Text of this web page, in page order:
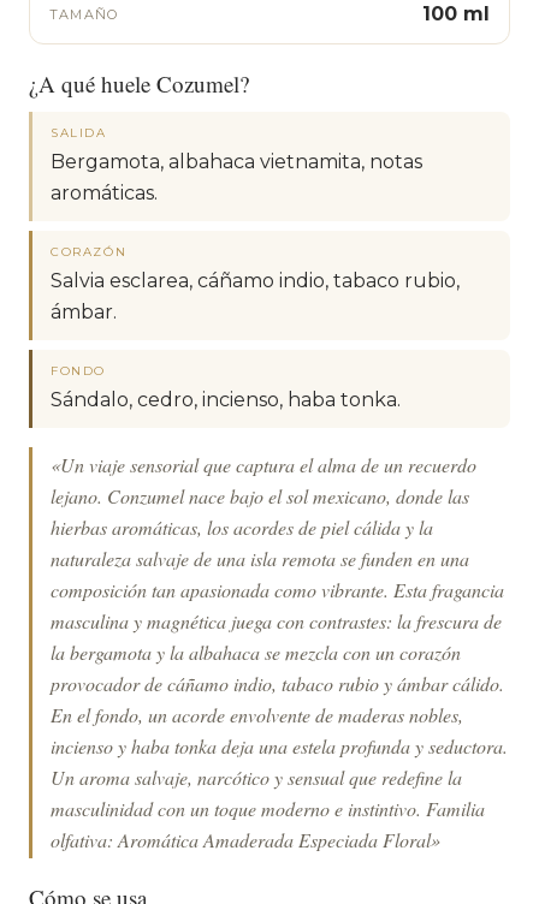
TAMAÑO 100 ml
¿A qué huele Cozumel?
SALIDA
Bergamota, albahaca vietnamita, notas
aromáticas.
CORAZÓN
Salvia esclarea, cáñamo indio, tabaco rubio,
ámbar.
FONDO
Sándalo, cedro, incienso, haba tonka.
«Un viaje sensorial que captura el alma de un recuerdo
lejano. Conzumel nace bajo el sol mexicano, donde las
hierbas aromáticas, los acordes de piel cálida y la
naturaleza salvaje de una isla remota se funden en una
composición tan apasionada como vibrante. Esta fragancia
masculina y magnética juega con contrastes: la frescura de
la bergamota y la albahaca se mezcla con un corazón
provocador de cáñamo indio, tabaco rubio y ámbar cálido.
En el fondo, un acorde envolvente de maderas nobles,
incienso y haba tonka deja una estela profunda y seductora.
Un aroma salvaje, narcótico y sensual que redefine la
masculinidad con un toque moderno e instintivo. Familia
olfativa: Aromática Amaderada Especiada Floral»
Cómo se usa